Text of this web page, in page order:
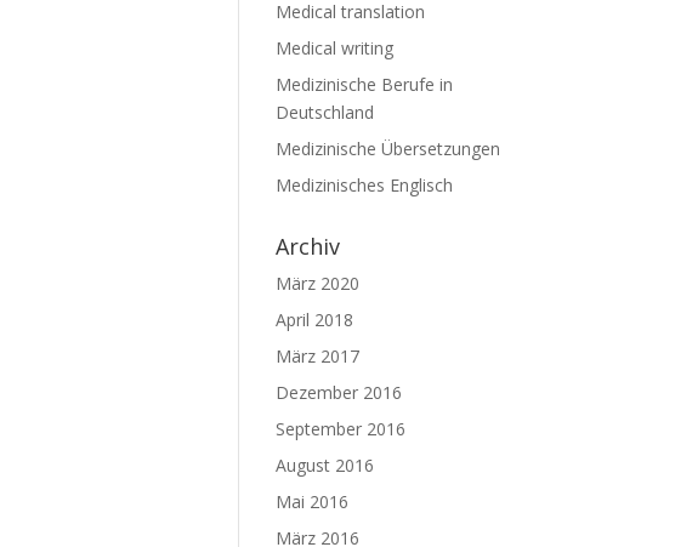
Medical translation
Medical writing
Medizinische Berufe in
Deutschland
Medizinische Übersetzungen
Medizinisches Englisch
Archiv
März 2020
April 2018
März 2017
Dezember 2016
September 2016
August 2016
Mai 2016
März 2016